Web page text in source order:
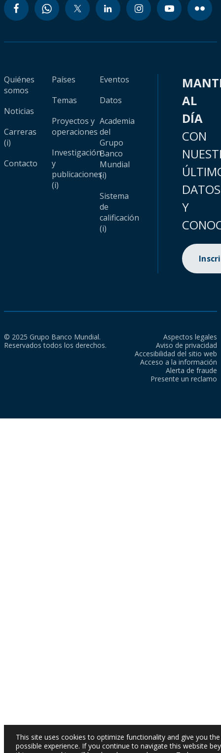
Quiénes
somos
Noticias
Carreras
(i)
Contacto
Países
Temas
Proyectos y
operaciones
Investigación
y
publicaciones
(i)
Eventos
Datos
Academia
del
Grupo
Banco
Mundial
(i)
Sistema
de
calificación
(i)
AL
DÍA
CON
DATOS
Y
© 2025 Grupo Banco Mundial.
Reservados todos los derechos.
Aspectos legales
Aviso de privacidad
Accesibilidad del sitio web
Acceso a la información
Alerta de fraude
Presente un reclamo
This site uses cookies to optimize functionality and give you
possible experience. If you continue to navigate this website